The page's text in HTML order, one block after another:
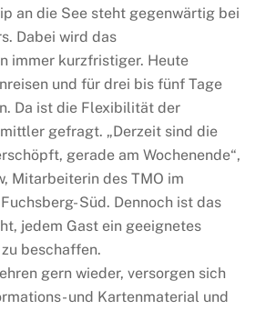
an die See steht gegenwärtig bei
Dabei wird das
immer kurzfristiger. Heute
und für drei bis fünf Tage
Da ist die Flexibilität der
gefragt. „Derzeit sind die
gerade am Wochenende“,
Mitarbeiterin des TMO im
Süd. Dennoch ist das
jedem Gast ein geeignetes
beschaffen.
gern wieder, versorgen sich
und Kartenmaterial und